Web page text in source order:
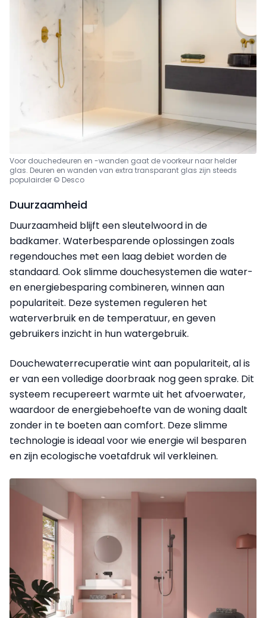
Voor douchedeuren en -wanden gaat de voorkeur naar helder
glas. Deuren en wanden van extra transparant glas zijn steeds
populairder © Desco
Duurzaamheid
Duurzaamheid blijft een sleutelwoord in de
badkamer. Waterbesparende oplossingen zoals
regendouches met een laag debiet worden de
standaard. Ook slimme douchesystemen die water-
en energiebesparing combineren, winnen aan
populariteit. Deze systemen reguleren het
waterverbruik en de temperatuur, en geven
gebruikers inzicht in hun watergebruik.
Douchewaterrecuperatie wint aan populariteit, al is
er van een volledige doorbraak nog geen sprake. Dit
systeem recupereert warmte uit het afvoerwater,
waardoor de energiebehoefte van de woning daalt
zonder in te boeten aan comfort. Deze slimme
technologie is ideaal voor wie energie wil besparen
en zijn ecologische voetafdruk wil verkleinen.